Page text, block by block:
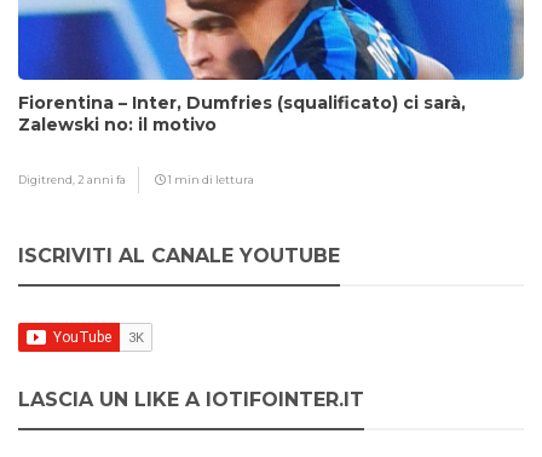
Fiorentina – Inter, Dumfries (squalificato) ci sarà,
Zalewski no: il motivo
Digitrend, 2 anni fa 1 min di lettura
ISCRIVITI AL CANALE YOUTUBE
LASCIA UN LIKE A IOTIFOINTER.IT